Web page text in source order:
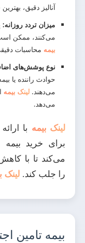
آنالیز دقیق،
میزان تردد روزانه:
می‌کنند، ممکن
بیمه محاسبات
نوع پوشش‌های
حوادث راننده یا
می‌دهند. لینک بیمه
می‌دهد.
لینک بیمه با
برای خرید
می‌کند تا با
را جلب کند. لینک
بیمه تامین